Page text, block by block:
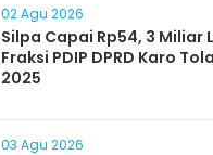
02 Agu 2026
Silpa Capai Rp54, 3 Miliar
Fraksi PDIP DPRD Karo
2025
03 Agu 2026